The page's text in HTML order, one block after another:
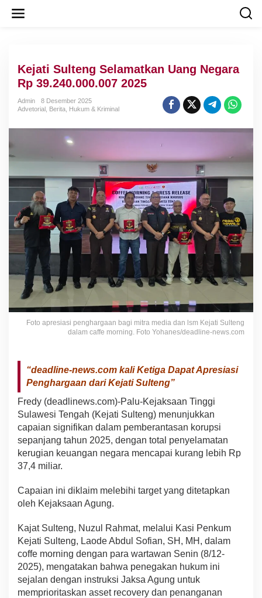
Kejati Sulteng Selamatkan Uang Negara
Rp 39.240.000.007 2025
Admin
8 Desember 2025
Advetorial Berita Hukum & Kriminal
Foto apresiasi penghargaan bagi mitra media dan lsm Kejati Sulteng
dalam caffe morning. Foto Yohanes/deadline-news.com
“deadline-news.com kali Ketiga Dapat Apresiasi
Penghargaan dari Kejati Sulteng”
Fredy (deadlinews.com)-Palu-Kejaksaan Tinggi
Sulawesi Tengah (Kejati Sulteng) menunjukkan
capaian signifikan dalam pemberantasan korupsi
sepanjang tahun 2025, dengan total penyelamatan
kerugian keuangan negara mencapai kurang lebih Rp
37,4 miliar.
Capaian ini diklaim melebihi target yang ditetapkan
oleh Kejaksaan Agung.
Kajat Sulteng, Nuzul Rahmat, melalui Kasi Penkum
Kejati Sulteng, Laode Abdul Sofian, SH, MH, dalam
coffe morning dengan para wartawan Senin (8/12-
2025), mengatakan bahwa penegakan hukum ini
sejalan dengan instruksi Jaksa Agung untuk
memprioritaskan asset recovery dan penanganan